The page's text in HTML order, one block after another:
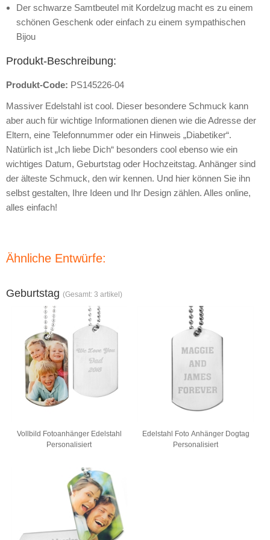
Der schwarze Samtbeutel mit Kordelzug macht es zu einem
schönen Geschenk oder einfach zu einem sympathischen
Bijou
Produkt-Beschreibung:
Produkt-Code: PS145226-04
Massiver Edelstahl ist cool. Dieser besondere Schmuck kann
aber auch für wichtige Informationen dienen wie die Adresse der
Eltern, eine Telefonnummer oder ein Hinweis „Diabetiker“.
Natürlich ist „Ich liebe Dich“ besonders cool ebenso wie ein
wichtiges Datum, Geburtstag oder Hochzeitstag. Anhänger sind
der älteste Schmuck, den wir kennen. Und hier können Sie ihn
selbst gestalten, Ihre Ideen und Ihr Design zählen. Alles online,
alles einfach!
Ähnliche Entwürfe:
Geburtstag (Gesamt: 3 artikel)
Vollbild Fotoanhänger Edelstahl
Personalisiert
Edelstahl Foto Anhänger Dogtag
Personalisiert